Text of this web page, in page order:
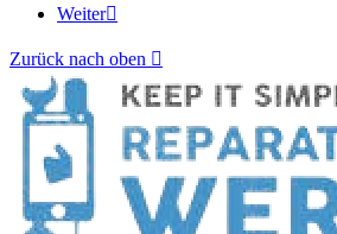
Weiter
Zurück nach oben 